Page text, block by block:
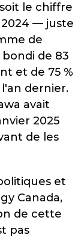
le chiffre
— juste
de
de 83
et de 75 %
dernier.
avait
2025
de les
et
Canada,
de cette
pas